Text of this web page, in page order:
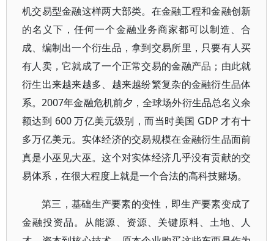
机交易型金融这样两大部类。在金融工程和金融创新
的名义下，任何一个金融业务商家都可以制造、合
成、编制出一个衍生品，拿到交易所里，只要有人买
有人卖，它就成了一个正常交易的金融产品；由此就
衍生出来越来越多、越来越纷繁复杂的金融衍生品体
系。2007年金融危机前夕，全球场外衍生品总名义余
额达到 600 万亿美元级别，而当时美国 GDP 才有十
多万亿美元。实体经济的交易规模在金融衍生品面前
真是小巫见大巫。这个对实体经济几乎没有贡献的交
易体系，在很大程度上就是一个合法的高科技赌场。
第三，基础生产要素的变性，即生产要素变成了
金融投资品。从能源、资源、关键原料、土地、人